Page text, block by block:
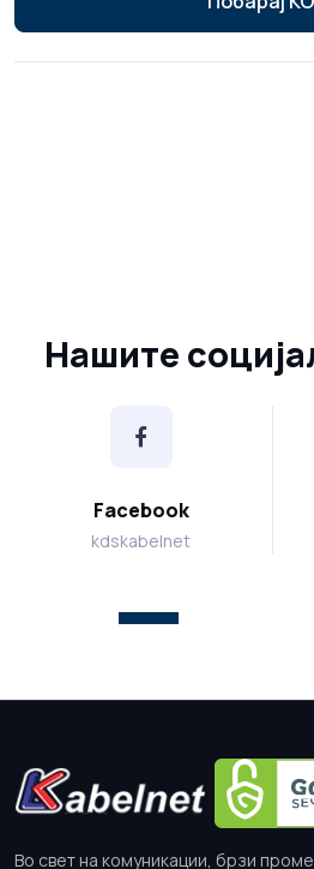
Нашите
Facebook
kdskabelnet
Во свет на комуникации, брзи